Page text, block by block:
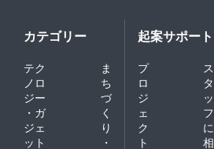
カテゴリー
テク
ノロ
ジー
・ガ
ジェ
ット
ま
ち
づ
く
り
・
起案サポート
プ
ロ
ジ
ェ
ク
ト
ス
タ
ッ
フ
に
相